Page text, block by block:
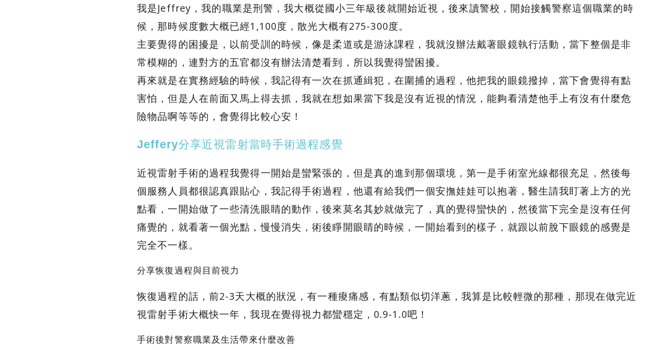
我是Jeffrey，我的職業是刑警，我大概從國小三年級後就開始近視，後來讀警校，開始接觸警察這個職業的時
候，那時候度數大概已經1,100度，散光大概有275-300度。
主要覺得的困擾是，以前受訓的時候，像是柔道或是游泳課程，我就沒辦法戴著眼鏡執行活動，當下整個是非
常模糊的，連對方的五官都沒有辦法清楚看到，所以我覺得蠻困擾。
再來就是在實務經驗的時候，我記得有一次在抓通緝犯，在圍捕的過程，他把我的眼鏡撥掉，當下會覺得有點
害怕，但是人在前面又馬上得去抓，我就在想如果當下我是沒有近視的情況，能夠看清楚他手上有沒有什麼危
險物品啊等等的，會覺得比較心安！
Jeffery分享近視雷射當時手術過程感覺
近視雷射手術的過程我覺得一開始是蠻緊張的，但是真的進到那個環境，第一是手術室光線都很充足，然後每
個服務人員都很認真跟貼心，我記得手術過程，他還有給我們一個安撫娃娃可以抱著，醫生請我盯著上方的光
點看，一開始做了一些清洗眼睛的動作，後來莫名其妙就做完了，真的覺得蠻快的，然後當下完全是沒有任何
痛覺的，就看著一個光點，慢慢消失，術後睜開眼睛的時候，一開始看到的樣子，就跟以前脫下眼鏡的感覺是
完全不一樣。
分享恢復過程與目前視力
恢復過程的話，前2-3天大概的狀況，有一種痠痛感，有點類似切洋蔥，我算是比較輕微的那種，那現在做完近
視雷射手術大概快一年，我現在覺得視力都蠻穩定，0.9-1.0吧！
手術後對警察職業及生活帶來什麼改善